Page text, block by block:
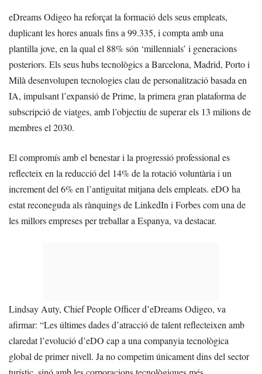
eDreams Odigeo ha reforçat la formació dels seus empleats,
duplicant les hores anuals fins a 99.335, i compta amb una
plantilla jove, en la qual el 88% són ‘millennials’ i generacions
posteriors. Els seus hubs tecnològics a Barcelona, Madrid, Porto i
Milà desenvolupen tecnologies clau de personalització basada en
IA, impulsant l’expansió de Prime, la primera gran plataforma de
subscripció de viatges, amb l’objectiu de superar els 13 milions de
membres el 2030.
El compromís amb el benestar i la progressió professional es
reflecteix en la reducció del 14% de la rotació voluntària i un
increment del 6% en l’antiguitat mitjana dels empleats. eDO ha
estat reconeguda als rànquings de LinkedIn i Forbes com una de
les millors empreses per treballar a Espanya, va destacar.
Lindsay Auty, Chief People Officer d’eDreams Odigeo, va
afirmar: “Les últimes dades d’atracció de talent reflecteixen amb
claredat l’evolució d’eDO cap a una companyia tecnològica
global de primer nivell. Ja no competim únicament dins del sector